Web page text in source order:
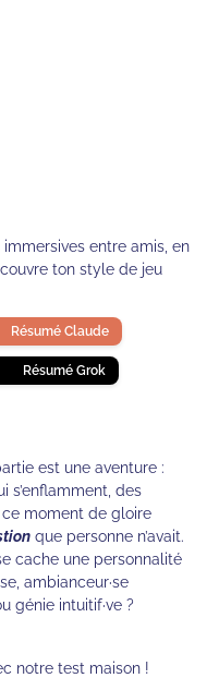
entre amis, en
ton style de jeu
Résumé Claude
Résumé Grok
est une aventure :
s’enflamment, des
moment de gloire
que personne n’avait.
cache une personnalité
ambianceur·se
génie intuitif·ve ?
notre test maison !